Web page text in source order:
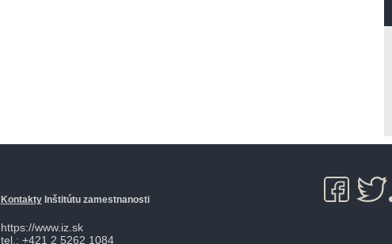
KontaktyInštitútu zamestnanosti
https://www.iz.sk
tel.: +421 2 5262 1084